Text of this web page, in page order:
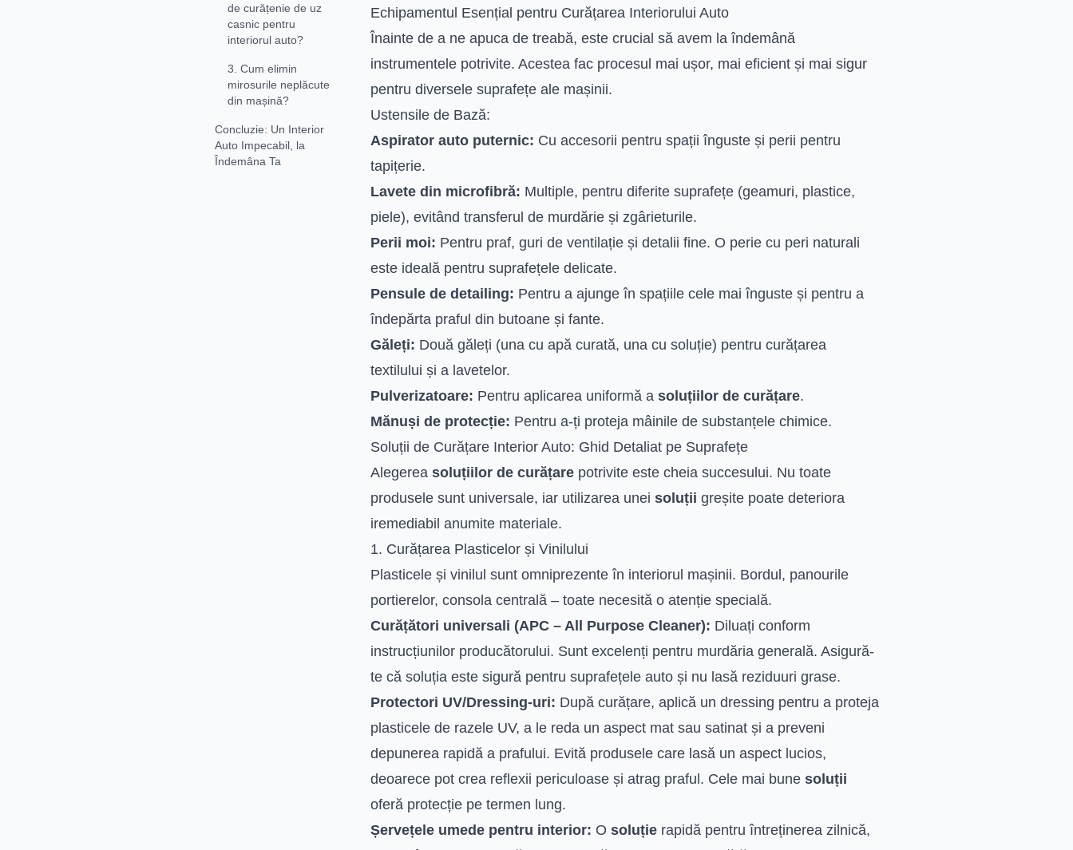
de curățenie de uz
casnic pentru
interiorul auto?
3. Cum elimin
mirosurile neplăcute
din mașină?
Concluzie: Un Interior
Auto Impecabil, la
Îndemâna Ta
Echipamentul Esențial pentru Curățarea Interiorului Auto
Înainte de a ne apuca de treabă, este crucial să avem la îndemână
instrumentele potrivite. Acestea fac procesul mai ușor, mai eficient și mai sigur
pentru diversele suprafețe ale mașinii.
Ustensile de Bază:
Aspirator auto puternic: Cu accesorii pentru spații înguste și perii pentru
tapițerie.
Lavete din microfibră: Multiple, pentru diferite suprafețe (geamuri, plastice,
piele), evitând transferul de murdărie și zgârieturile.
Perii moi: Pentru praf, guri de ventilație și detalii fine. O perie cu peri naturali
este ideală pentru suprafețele delicate.
Pensule de detailing: Pentru a ajunge în spațiile cele mai înguste și pentru a
îndepărta praful din butoane și fante.
Găleți: Două găleți (una cu apă curată, una cu soluție) pentru curățarea
textilului și a lavetelor.
Pulverizatoare: Pentru aplicarea uniformă a soluțiilor de curățare.
Mănuși de protecție: Pentru a-ți proteja mâinile de substanțele chimice.
Soluții de Curățare Interior Auto: Ghid Detaliat pe Suprafețe
Alegerea soluțiilor de curățare potrivite este cheia succesului. Nu toate
produsele sunt universale, iar utilizarea unei soluții greșite poate deteriora
iremediabil anumite materiale.
1. Curățarea Plasticelor și Vinilului
Plasticele și vinilul sunt omniprezente în interiorul mașinii. Bordul, panourile
portierelor, consola centrală – toate necesită o atenție specială.
Curățători universali (APC – All Purpose Cleaner): Diluați conform
instrucțiunilor producătorului. Sunt excelenți pentru murdăria generală. Asigură-
te că soluția este sigură pentru suprafețele auto și nu lasă reziduuri grase.
Protectori UV/Dressing-uri: După curățare, aplică un dressing pentru a proteja
plasticele de razele UV, a le reda un aspect mat sau satinat și a preveni
depunerea rapidă a prafului. Evită produsele care lasă un aspect lucios,
deoarece pot crea reflexii periculoase și atrag praful. Cele mai bune soluții
oferă protecție pe termen lung.
Șervețele umede pentru interior: O soluție rapidă pentru întreținerea zilnică,